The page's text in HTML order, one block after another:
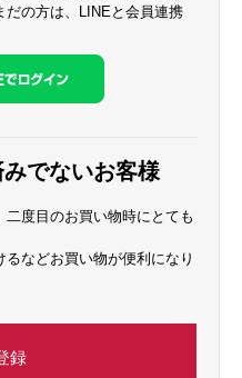
の方は、 LINEと会員連携
でないお客様
度目のお買い物時にとても
などお買い物が便利になり
録